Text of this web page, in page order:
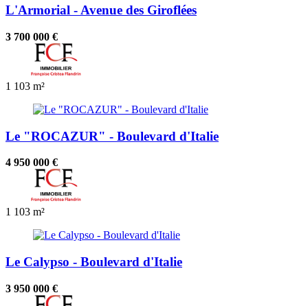
L'Armorial - Avenue des Giroflées
3 700 000 €
1 103 m²
Le "ROCAZUR" - Boulevard d'Italie
4 950 000 €
1 103 m²
Le Calypso - Boulevard d'Italie
3 950 000 €